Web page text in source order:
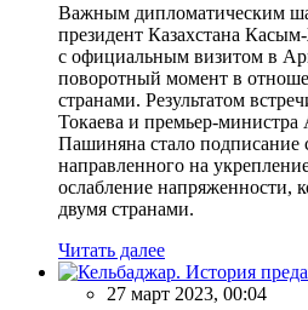
Важным дипломатическим
президент Казахстана
с официальным визитом в
поворотный момент в
странами. Результатом
Токаева и премьер-
Пашиняна стало подписание
направленного на
ослабление напряженности,
двумя странами.
Читать далее
27 март 2023, 00:04